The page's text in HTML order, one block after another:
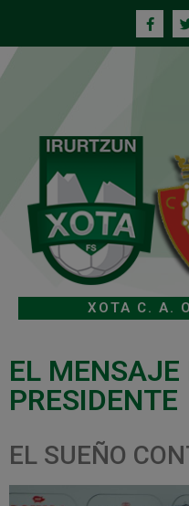
XOTA C. A.
EL MENSAJE
PRESIDENTE
EL SUEÑO